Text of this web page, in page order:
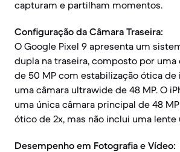
capturam e partilham momentos.
Configuração da Câmara Traseira:
O Google Pixel 9 apresenta um
dupla na traseira, composto por uma
de 50 MP com estabilização ótica de
uma câmara ultrawide de 48 MP. O
uma única câmara principal de 48
ótico de 2x, mas não inclui uma lente
Desempenho em Fotografia e Vídeo: